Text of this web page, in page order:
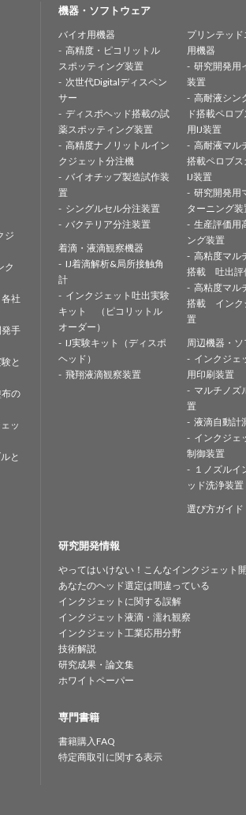
ジ
ク
社
手
と
の
ッ
と
機器・ソフトウェア
バイオ用機器
高精度・ピコリットル
スポッティング装置
次世代Digitalディスペン
サー
ディスポヘッド搭載の試
薬スポッティング装置
高精度ナノリットルイン
クジェット分注機
バイオチップ製造試作装
置
シングルセル分注装置
バクテリア分注装置
着滴・液滴観察機器
IJ着滴解析&局所接触角
計
インクジェット吐出実験
キット （ピコリットル
オーダー）
IJ実験キット（ディスポ
ヘッド）
飛翔液滴観察装置
プリンテッ
用機器
研究開発用
装置
高耐液シン
ド搭載ペロ
用IJ装置
高耐液マル
搭載ペロブ
IJ装置
研究開発用
ターニング装
生産評価用
ング装置
高粘度マル
搭載 吐出評
高粘度マル
搭載 インク
置
周辺機器・ソ
インクジェ
用印刷装置
マルチノズ
置
液滴自動計
インクジェ
制御装置
１ノズルイ
ッド洗浄装置
選び方ガイド
研究開発情報
やってはいけない！こんなインクジェット
あなたのヘッド選定は間違っている
インクジェットに関する誤解
インクジェット液滴・濡れ観察
インクジェット工業応用分野
技術解説
研究成果・論文集
ホワイトペーパー
専門書籍
書籍購入FAQ
特定商取引に関する表示